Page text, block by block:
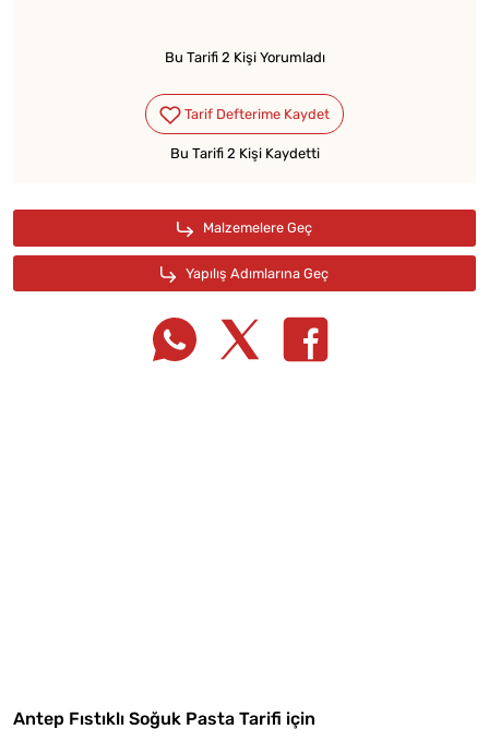
Bu Tarifi 2 Kişi Yorumladı
Bu Tarifi 2 Kişi Kaydetti
Antep Fıstıklı Soğuk Pasta Tarifi için